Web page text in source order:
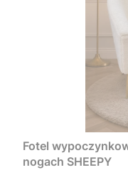
Fotel
nogach SHEEPY